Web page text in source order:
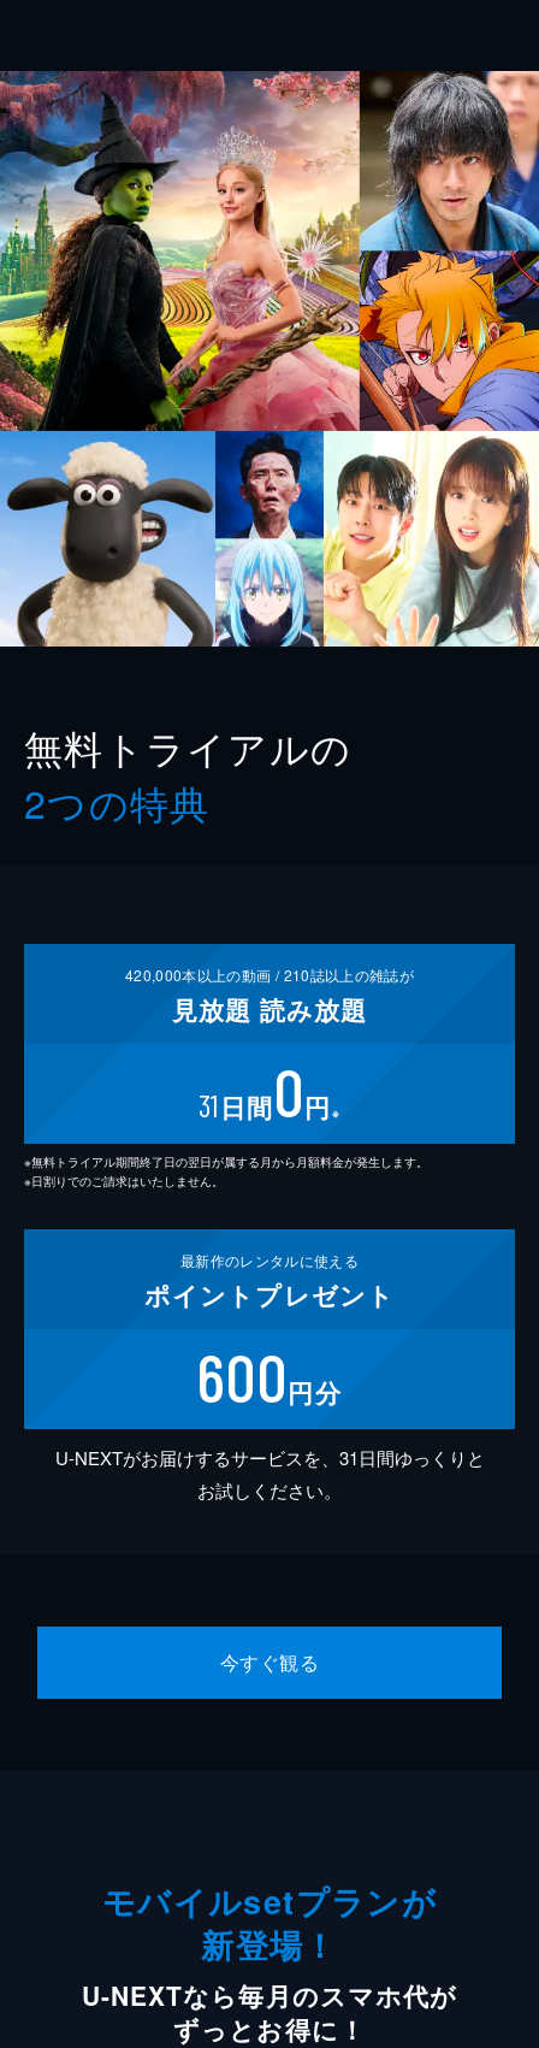
無料トライアルの
2つの特典
420,000本以上の動画 /210誌以上の雑誌が
見放題 読み放題
31 日間0円 ※
※無料トライアル期間終了日の翌日が属する月から月額料金が発生します。
※日割りでのご請求はいたしません。
最新作のレンタルに使える
ポイント プレゼント
600円分
U-NEXTがお届けするサービスを、31日間ゆっくりと
お試しください。
今すぐ観る
モバイルsetプランが
新登場！
U-NEXTなら毎月のスマホ代が
ずっとお得に！